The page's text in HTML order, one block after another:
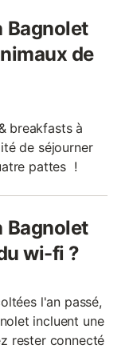
Bagnolet
de
breakfasts à
de séjourner
pattes !
Bagnolet
wi-fi ?
l'an passé,
incluent une
rester connecté